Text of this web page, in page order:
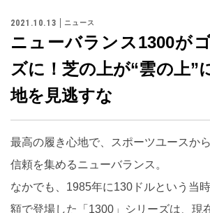
2021.10.13 ニュース
ニューバランス1300が
ズに！芝の上が“雲の上”
地を見逃すな
最高の履き心地で、スポーツユースか
信頼を集めるニューバランス。
なかでも、1985年に130ドルという当
額で登場した「1300」シリーズは、現